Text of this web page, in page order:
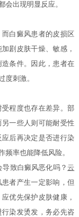
会出现明显反应。
白癜风患者的皮损区
剧皮肤干燥、敏感，
条件。因此，患者在
度刺激。
程度也存在差异。部
一些人则可能耐受性
后再决定是否进行染
频率也能降低风险。
致白癜风恶化吗？ 云
者产生一定影响，但
优先保护皮肤健康，
染发烫发，务必先咨